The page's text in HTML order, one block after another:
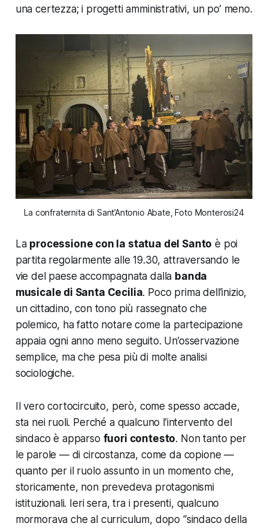
una certezza; i progetti amministrativi, un po’ meno.
La confraternita di Sant’Antonio Abate, Foto Monterosi24
La processione con la statua del Santo è poi
partita regolarmente alle 19.30, attraversando le
vie del paese accompagnata dalla banda
musicale di Santa Cecilia. Poco prima dell’inizio,
un cittadino, con tono più rassegnato che
polemico, ha fatto notare come la partecipazione
appaia ogni anno meno seguito. Un’osservazione
semplice, ma che pesa più di molte analisi
sociologiche.
Il vero cortocircuito, però, come spesso accade,
sta nei ruoli. Perché a qualcuno l’intervento del
sindaco è apparso fuori contesto. Non tanto per
le parole — di circostanza, come da copione —
quanto per il ruolo assunto in un momento che,
storicamente, non prevedeva protagonismi
istituzionali. Ieri sera, tra i presenti, qualcuno
mormorava che al curriculum, dopo “sindaco della